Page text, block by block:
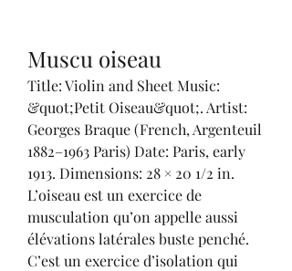
Muscu oiseau
Title: Violin and Sheet Music:
&quot;Petit Oiseau&quot;. Artist:
Georges Braque (French, Argenteuil
1882–1963 Paris) Date: Paris, early
1913. Dimensions: 28 × 20 1/2 in.
L’oiseau est un exercice de
musculation qu’on appelle aussi
élévations latérales buste penché.
C’est un exercice d’isolation qui